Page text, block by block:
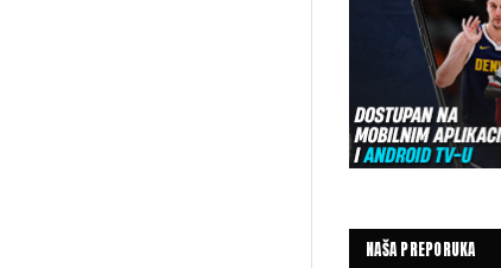
NAŠA PREPORUKA